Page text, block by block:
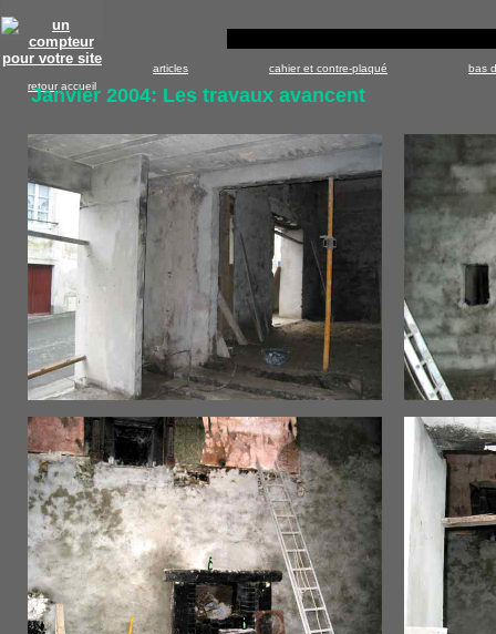
retour accueil
articles cahier et contre-plaqué bas
Janvier 2004: Les travaux avancent